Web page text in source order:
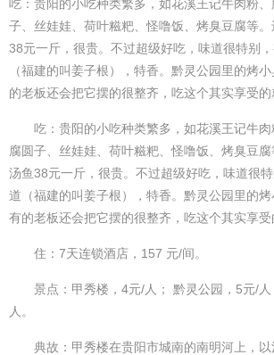
吃：贵阳的小吃种类繁多，如花溪王记牛肉粉
子、丝娃娃、荷叶糍粑、怪噜饭、烤臭豆腐等
38元一斤，很贵。不过超级好吃，味道很特别
（福建的叫姜子根），特香。黔灵公园里的烤
的老板还会把它摆的很整齐，吃这个其实享受的
吃：贵阳的小吃种类繁多，如花溪王记牛肉
腐圆子、丝娃娃、荷叶糍粑、怪噜饭、烤臭豆
汤鱼38元一斤，很贵。不过超级好吃，味道很
道（福建的叫姜子根），特香。黔灵公园里的烤
有的老板还会把它摆的很整齐，吃这个其实享受
住：7天连锁酒店，157 元/间。
景点：甲秀楼，4元/人； 黔灵公园，5元/人
人。
典故：甲秀楼在贵阳市城南的南明河上，以